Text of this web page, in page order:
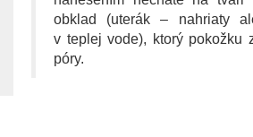
obklad (uterák – nahriaty
v teplej vode), ktorý pokožku
póry.